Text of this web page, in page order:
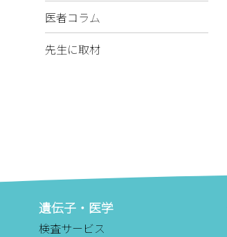
医者コラム
先生に取材
遺伝子・医学
検査サービス